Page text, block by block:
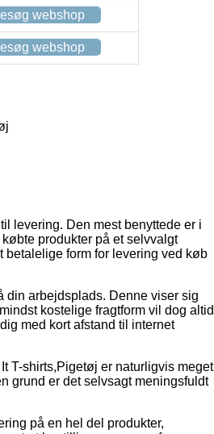
webshop
webshop
levering. Den mest benyttede er i
produkter på et selvvalgt
form for levering ved køb
din arbejdsplads. Denne viser sig
kostelige fragtform vil dog altid
med kort afstand til internet
T-shirts,Pigetøj er naturligvis meget
grund er det selvsagt meningsfuldt
på en hel del produkter,